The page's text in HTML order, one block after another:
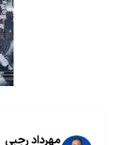
مهرداد رجبی